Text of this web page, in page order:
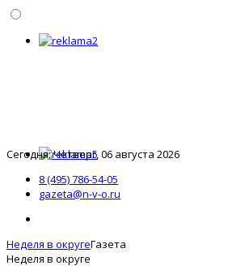
Сегодня: Четверг, 06 августа 2026
8 (495) 786-54-05
gazeta@n-v-o.ru
Неделя в округеГазета
Неделя в округе